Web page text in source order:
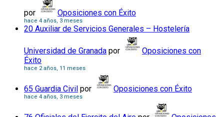
por Oposiciones con Éxito
hace 4 años, 3 meses
20 Auxiliar de Servicios Generales – Hostelería
Universidad de Granada por
Oposiciones con
Éxito
hace 2 años, 11 meses
65 Guardia Civil por Oposiciones con Éxito
hace 4 años, 3 meses